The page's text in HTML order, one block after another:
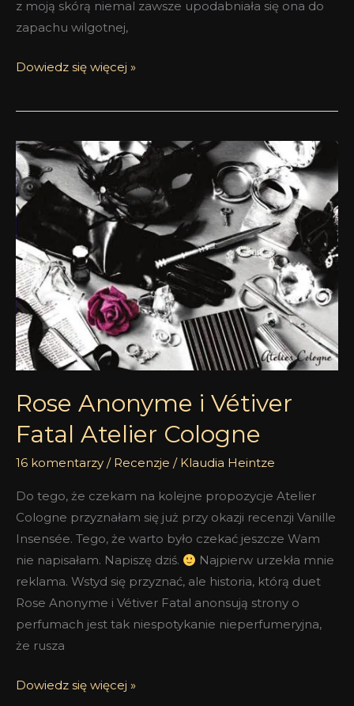
z moją skórą niemal zawsze upodabniała się ona do
zapachu wilgotnej,
Dowiedz się więcej »
Rose Anonyme i Vétiver
Fatal Atelier Cologne
16 komentarzy / Recenzje / Klaudia Heintze
Do tego, że czekam na kolejne propozycje Atelier
Cologne przyznałam się już przy okazji recenzji Vanille
Insensée. Tego, że warto było czekać jeszcze Wam
nie napisałam. Napiszę dziś.
Najpierw urzekła mnie
reklama. Wstyd się przyznać, ale historia, którą duet
Rose Anonyme i Vétiver Fatal anonsują strony o
perfumach jest tak niespotykanie nieperfumeryjna,
że rusza
Rose
Anonyme
i
Vétiver
Fatal
Atelier
Cologne
Dowiedz się więcej »